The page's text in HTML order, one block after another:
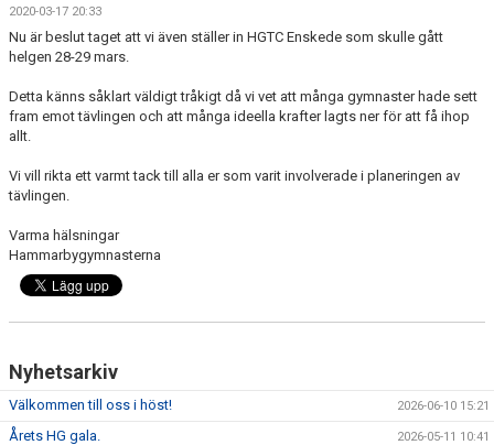
GYMNASTIKSKOLAN
ARRANGEMANG
DOKUMENT
2020-03-17 20:33
Nu är beslut taget att vi även ställer in HGTC Enskede som skulle gått
helgen 28-29 mars.
Detta känns såklart väldigt tråkigt då vi vet att många gymnaster hade sett
fram emot tävlingen och att många ideella krafter lagts ner för att få ihop
allt.
Vi vill rikta ett varmt tack till alla er som varit involverade i planeringen av
tävlingen.
Varma hälsningar
Hammarbygymnasterna
Nyhetsarkiv
Välkommen till oss i höst! 2026-06-10 15:21
Årets HG gala. 2026-05-11 10:41